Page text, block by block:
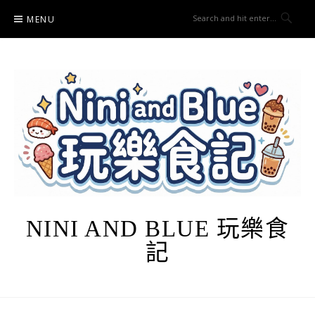
content
MENU
NINI AND BLUE 玩樂食
記